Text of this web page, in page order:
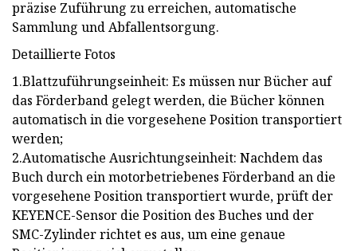
präzise Zuführung zu erreichen, automatische
Sammlung und Abfallentsorgung.
Detaillierte Fotos
1.Blattzuführungseinheit: Es müssen nur Bücher auf
das Förderband gelegt werden, die Bücher können
automatisch in die vorgesehene Position transportiert
werden;
2.Automatische Ausrichtungseinheit: Nachdem das
Buch durch ein motorbetriebenes Förderband an die
vorgesehene Position transportiert wurde, prüft der
KEYENCE-Sensor die Position des Buches und der
SMC-Zylinder richtet es aus, um eine genaue